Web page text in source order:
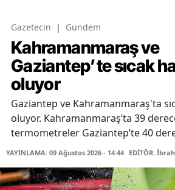
Gazetecin | Gündem
Kahramanmaraş ve
Gaziantep’te sıcak
oluyor
Gaziantep ve Kahramanmaraş'ta
oluyor. Kahramanmaraş’ta 39
termometreler Gaziantep’te 40
YAYINLAMA: 09 Ağustos 2026 - 14:44 EDİTÖR: